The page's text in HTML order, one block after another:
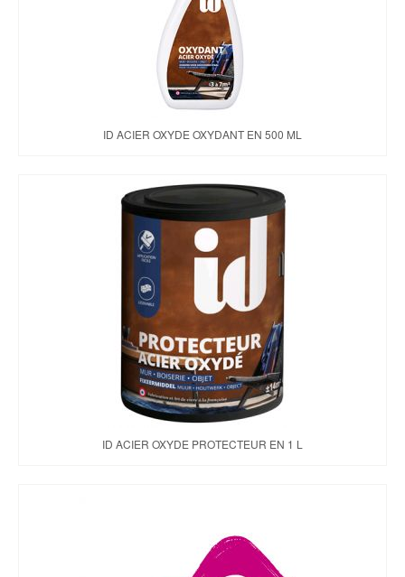
ID ACIER OXYDE OXYDANT EN 500 ML
ID ACIER OXYDE PROTECTEUR EN 1 L